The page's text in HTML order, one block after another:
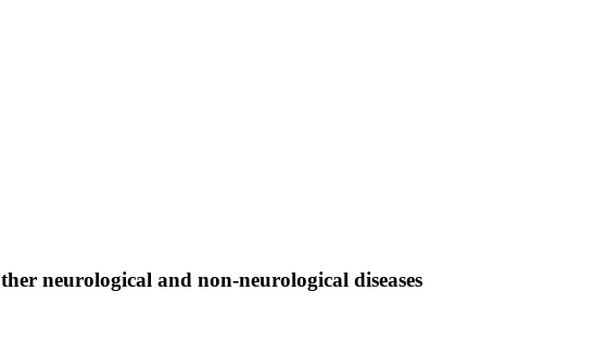
neurological and non-neurological diseases